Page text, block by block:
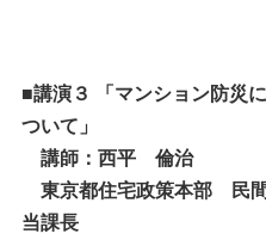
■講演３
「マンション防災
ついて」
講師： 西平 倫治
東京都住宅政策本部 民
当課長